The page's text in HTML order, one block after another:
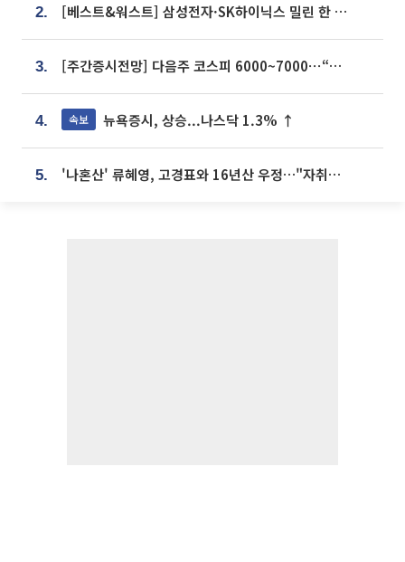
2. [베스트&워스트] 삼성전자·SK하이닉스 밀린 한 주…상상인증권은 85% 급등
3. [주간증시전망] 다음주 코스피 6000~7000⋯“外人 수급은 정책이 변수”
4. 속보 뉴욕증시, 상승...나스닥 1.3% ↑
5. '나혼산' 류혜영, 고경표와 16년산 우정…"자취방서 부모님과 마주쳐"